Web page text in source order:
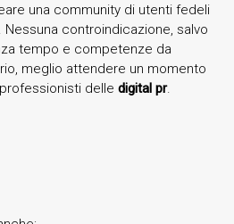
una community di utenti fedeli
controindicazione, salvo
tempo e competenze da
meglio attendere un momento
delle digital pr.